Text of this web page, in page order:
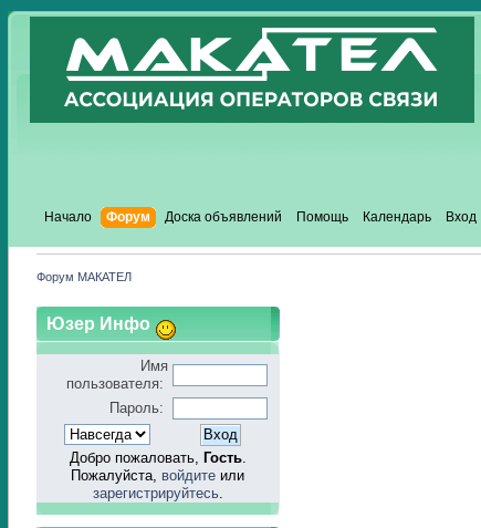
Начало Форум Доска объявлений Помощь Календарь Вход
Форум МАКАТЕЛ
Юзер Инфо
Имя
пользователя:
Пароль:
Добро пожаловать, Гость.
Пожалуйста, войдите или
зарегистрируйтесь.